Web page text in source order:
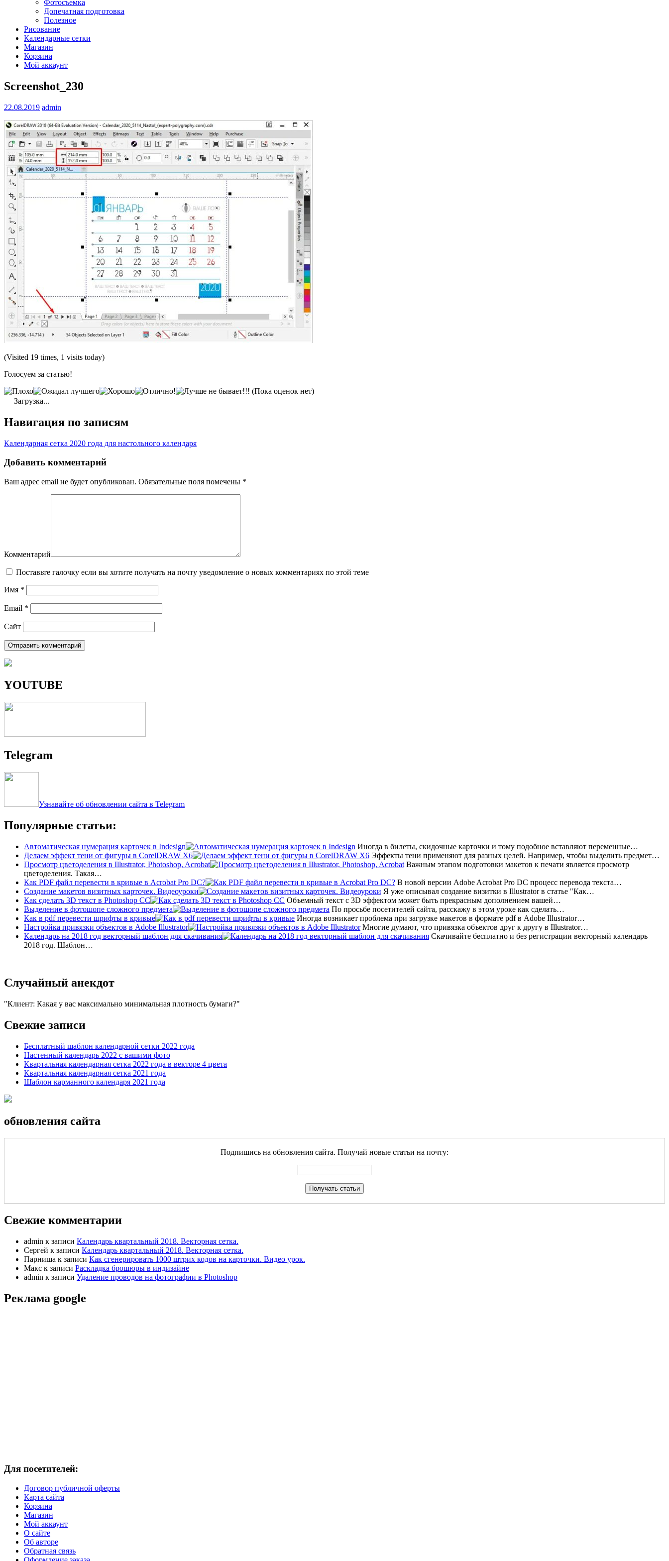
Фотосъемка
Допечатная подготовка
Полезное
Рисование
Календарные сетки
Магазин
Корзина
Мой аккаунт
Screenshot_230
22.08.2019 admin
(Visited 19 times, 1 visits today)
Голосуем за статью!
(Пока оценок нет)
Загрузка...
Навигация по записям
Календарная сетка 2020 года для настольного календаря
Добавить комментарий
Ваш адрес email не будет опубликован. Обязательные поля помечены *
Комментарий
Поставьте галочку если вы хотите получать на почту уведомление о новых комментариях по этой теме
Имя *
Email *
Сайт
YOUTUBE
Telegram
Узнавайте об обновлении сайта в Telegram
Популярные статьи:
Автоматическая нумерация карточек в Indesign
Иногда в билеты, скидочные карточки и тому подобное вставляют переменные…
Делаем эффект тени от фигуры в CorelDRAW X6
Эффекты тени применяют для разных целей. Например, чтобы выделить предмет…
Просмотр цветоделения в Illustrator, Photoshop, Acrobat
Важным этапом подготовки макетов к печати является просмотр
цветоделения. Такая…
Как PDF файл перевести в кривые в Acrobat Pro DC?
В новой версии Adobe Acrobat Pro DC процесс перевода текста…
Создание макетов визитных карточек. Видеоуроки
Я уже описывал создание визитки в Illustrator в статье "Как…
Как сделать 3D текст в Photoshop CC
Объемный текст с 3D эффектом может быть прекрасным дополнением вашей…
Выделение в фотошопе сложного предмета
По просьбе посетителей сайта, расскажу в этом уроке как сделать…
Как в pdf перевести шрифты в кривые
Иногда возникает проблема при загрузке макетов в формате pdf в Adobe Illustrator…
Настройка привязки объектов в Adobe Illustrator
Многие думают, что привязка объектов друг к другу в Illustrator…
Календарь на 2018 год векторный шаблон для скачивания
Скачивайте бесплатно и без регистрации векторный календарь
2018 год. Шаблон…
Случайный анекдот
Клиент: Какая у вас максимально минимальная плотность бумаги?
Свежие записи
Бесплатный шаблон календарной сетки 2022 года
Настенный календарь 2022 с вашими фото
Квартальная календарная сетка 2022 года в векторе 4 цвета
Квартальная календарная сетка 2021 года
Шаблон карманного календаря 2021 года
обновления сайта
Подпишись на обновления сайта. Получай новые статьи на почту:
Свежие комментарии
admin к записи Календарь квартальный 2018. Векторная сетка.
Сергей к записи Календарь квартальный 2018. Векторная сетка.
Парниша к записи Как сгенерировать 1000 штрих кодов на карточки. Видео урок.
Макс к записи Раскладка брошюры в индизайне
admin к записи Удаление проводов на фотографии в Photoshop
Реклама google
Для посетителей:
Договор публичной оферты
Карта сайта
Корзина
Магазин
Мой аккаунт
О сайте
Об авторе
Обратная связь